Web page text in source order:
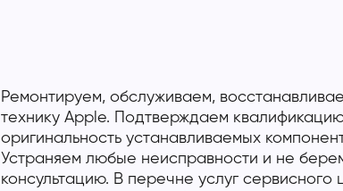
Ремонтируем, обслуживаем,
технику Apple. Подтверждаем
оригинальность устанавливаемых
Устраняем любые неисправности и не
консультацию. В перечне услуг сервисного